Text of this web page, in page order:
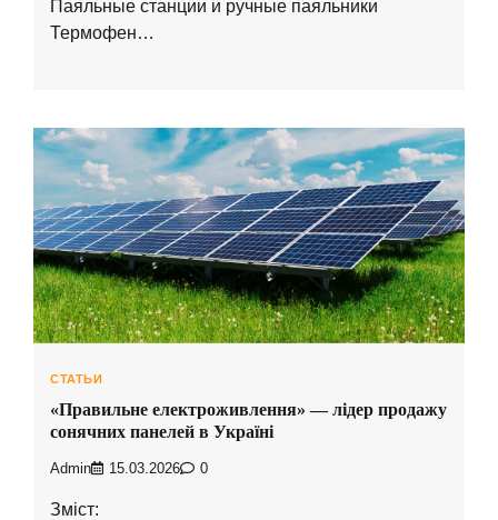
Паяльные станции и ручные паяльники
Термофен…
СТАТЬИ
«Правильне електроживлення» — лідер продажу
сонячних панелей в Україні
Admin 15.03.2026 0
Зміст: